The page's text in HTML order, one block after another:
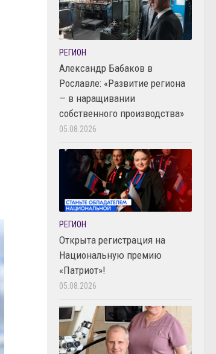
РЕГИОН
Александр Бабаков в
Рославле: «Развитие региона
— в наращивании
собственного производства»
05.08.2026
РЕГИОН
Открыта регистрация на
Национальную премию
«Патриот»!
05.08.2026